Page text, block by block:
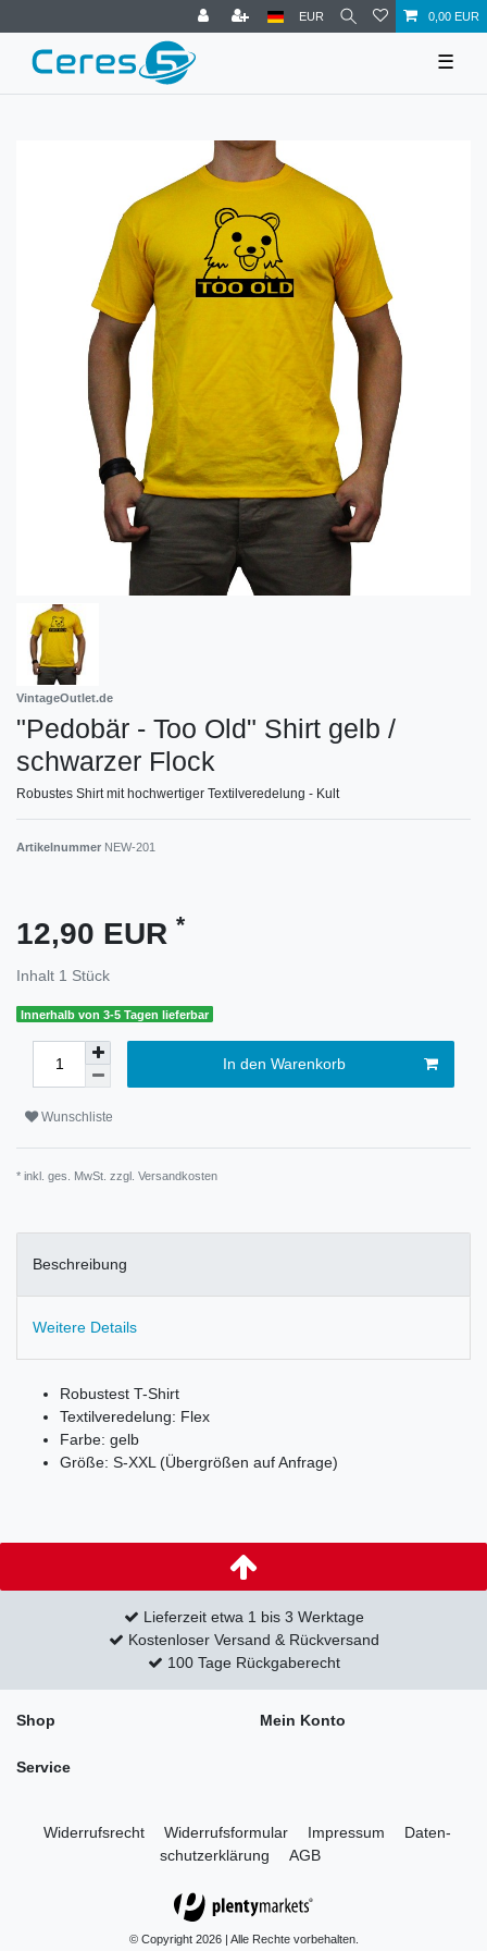
EUR 0,00 EUR
☰
VintageOutlet.de
"Pedobär - Too Old" Shirt gelb /
schwarzer Flock
Robustes Shirt mit hochwertiger Textilveredelung - Kult
Artikelnummer NEW-201
12,90 EUR *
Inhalt 1 Stück
Innerhalb von 3-5 Tagen lieferbar
In den Warenkorb
Wunschliste
* inkl. ges. MwSt. zzgl. Versandkosten
Beschreibung
Weitere Details
Robustest T-Shirt
Textilveredelung: Flex
Farbe: gelb
Größe: S-XXL (Übergrößen auf Anfrage)
Lieferzeit etwa 1 bis 3 Werktage
Kostenloser Versand & Rückversand
100 Tage Rückgaberecht
Shop Mein Konto
Service
Widerrufs­recht Widerrufs­formular Impressum
Daten­
schutz­erklärung
AGB
© Copyright 2026 | Alle Rechte vorbehalten.